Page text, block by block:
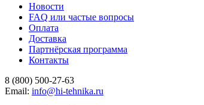
Новости
FAQ или частые вопросы
Оплата
Доставка
Партнёрская программа
Контакты
8 (800) 500-27-63
Email: info@hi-tehnika.ru